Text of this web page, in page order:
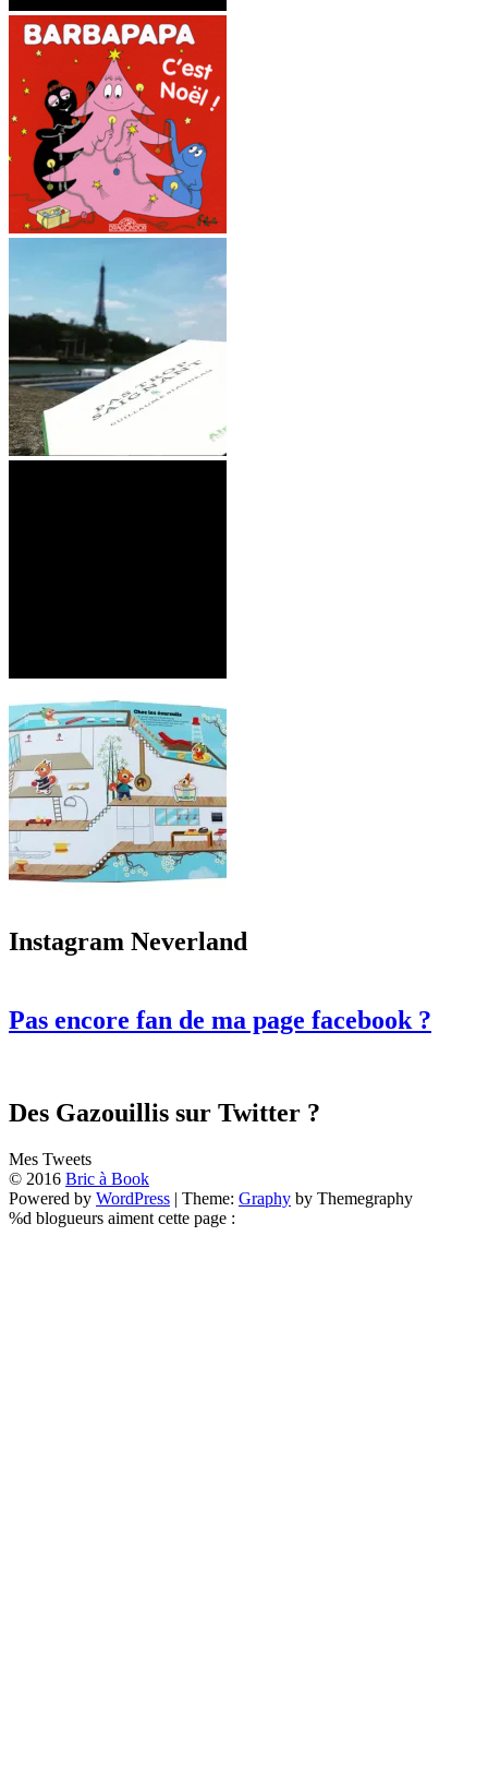
Instagram Neverland
Pas encore fan de ma page facebook ?
Des Gazouillis sur Twitter ?
Mes Tweets
© 2016 Bric à Book
Powered by WordPress | Theme: Graphy by Themegraphy
%d blogueurs aiment cette page :